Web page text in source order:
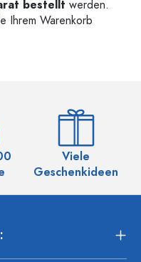
bestellt werden.
Ihrem Warenkorb
Viele
Geschenkideen